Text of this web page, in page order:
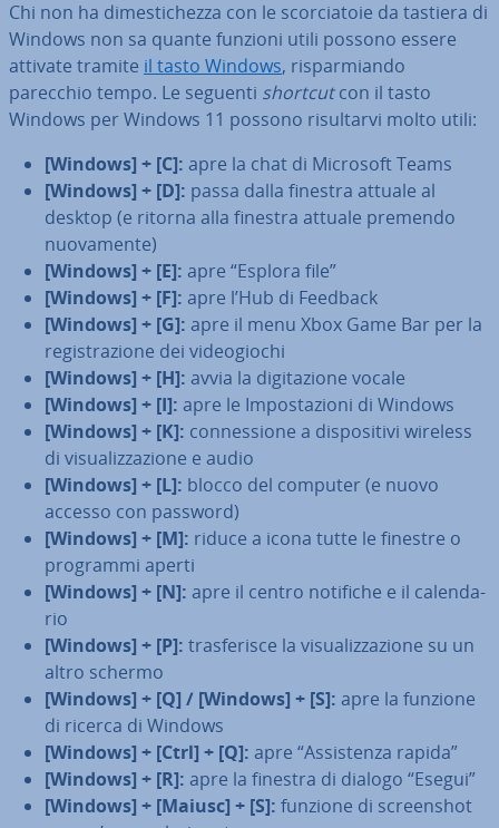
Chi non ha di­me­sti­chez­za con le scor­cia­to­ie da tastiera di
Windows non sa quante funzioni utili possono essere
attivate tramite il tasto Windows, ri­spar­mian­do
parecchio tempo. Le seguenti shortcutcon il tasto
Windows per Windows 11 possono ri­sul­tar­vi molto utili:
[Windows] + [C]: apre la chat di Microsoft Teams
[Windows] + [D]: passa dalla finestra attuale al
desktop (e ritorna alla finestra attuale premendo
nuo­va­men­te)
[Windows] + [E]: apre “Esplora file”
[Windows] + [F]: apre l’Hub di Feedback
[Windows] + [G]: apre il menu Xbox Game Bar per la
re­gi­stra­zio­ne dei vi­deo­gio­chi
[Windows] + [H]: avvia la di­gi­ta­zio­ne vocale
[Windows] + [I]: apre le Im­po­sta­zio­ni di Windows
[Windows] + [K]: con­nes­sio­ne a di­spo­si­ti­vi wireless
di vi­sua­liz­za­zio­ne e audio
[Windows] + [L]: blocco del computer (e nuovo
accesso con password)
[Windows] + [M]: riduce a icona tutte le finestre o
programmi aperti
[Windows] + [N]: apre il centro notifiche e il ca­len­da­
rio
[Windows] + [P]: tra­sfe­ri­sce la vi­sua­liz­za­zio­ne su un
altro schermo
[Windows] + [Q] / [Windows] + [S]: apre la funzione
di ricerca di Windows
[Windows] + [Ctrl] + [Q]: apre “As­si­sten­za rapida”
[Windows] + [R]: apre la finestra di dialogo “Esegui”
[Windows] + [Maiusc] + [S]: funzione di screen­shot